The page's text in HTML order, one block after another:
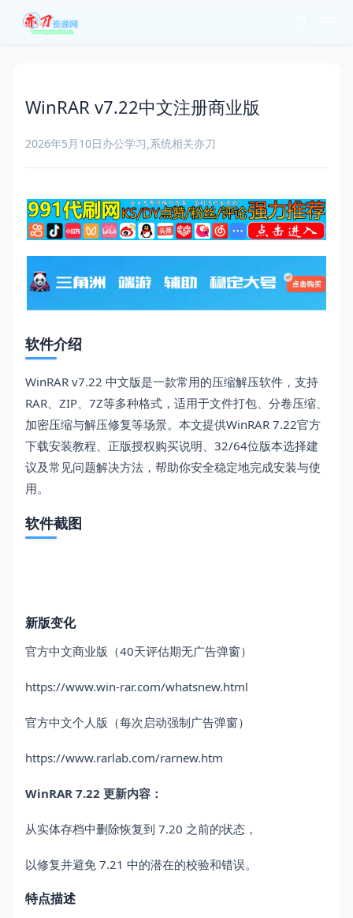
WinRAR v7.22中文注册商业版
2026年5月10日办公学习,系统相关亦刀
软件介绍
WinRAR v7.22 中文版是一款常用的压缩解压软件，支持
RAR、ZIP、7Z等多种格式，适用于文件打包、分卷压缩、
加密压缩与解压修复等场景。本文提供WinRAR 7.22官方
下载安装教程、正版授权购买说明、32/64位版本选择建
议及常见问题解决方法，帮助你安全稳定地完成安装与使
用。
软件截图
新版变化
官方中文商业版（40天评估期无广告弹窗）
https://www.win-rar.com/whatsnew.html
官方中文个人版（每次启动强制广告弹窗）
https://www.rarlab.com/rarnew.htm
WinRAR 7.22 更新内容：
从实体存档中删除恢复到 7.20 之前的状态，
以修复并避免 7.21 中的潜在的校验和错误。
特点描述